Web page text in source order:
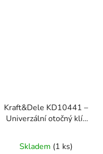
Kraft&Dele KD10441 –
Univerzální otočný klíč
Skladem (1 ks)